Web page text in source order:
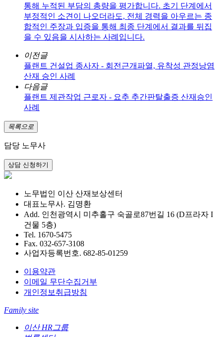
통해 누적된 부담의 총량을 평가합니다. 초기 단계에서
부정적인 소견이 나오더라도, 전체 경력을 아우르는 종
합적인 주장과 입증을 통해 최종 단계에서 결과를 뒤집
을 수 있음을 시사하는 사례입니다.
이전글
플랜트 건설업 종사자 - 회전근개파열, 유착성 관정낭염
산재 승인 사례
다음글
플랜트 제관작업 근로자 - 요추 추간판탈출증 산재승인
사례
목록으로
담당 노무사
노무법인 이산 산재보상센터
대표노무사. 김명환
Add. 인천광역시 미추홀구 숙골로87번길 16 (D프라자 I
건물 5층)
Tel. 1670-5475
Fax. 032-657-3108
사업자등록번호. 682-85-01259
이용약관
이메일 무단수집거부
개인정보취급방침
Family site
이산 HR그룹